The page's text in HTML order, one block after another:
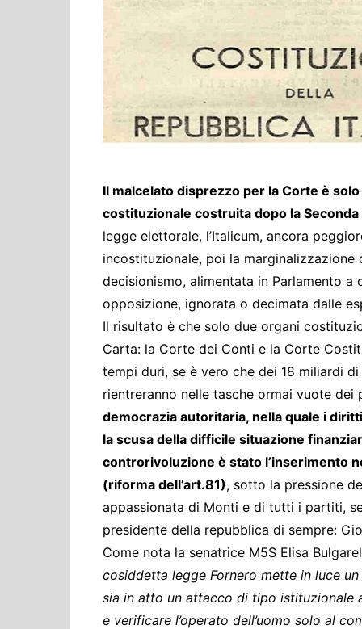
Cultura ed
Difesa
Eventi
Finanze e tesoro
Giustizia
Lavori pubblici e
Politiche europee
Rifiuti
Il malcelato disprezzo per la Corte è
costituzionale costruita dopo la
legge elettorale, l’Italicum, ancora
incostituzionale, poi la
decisionismo, alimentata in Parlamento a
opposizione, ignorata o decimata dalle
Il risultato è che solo due organi
Carta: la Corte dei Conti e la Corte
tempi duri, se è vero che dei 18 miliardi
rientreranno nelle tasche ormai vuote dei
democrazia autoritaria, nella quale i
la scusa della difficile situazione
controrivoluzione è stato l’inserimento
(riforma dell’art.81), sotto la pressione
appassionata di Monti e di tutti i partiti,
presidente della repubblica di sempre:
Come nota la senatrice M5S Elisa
cosiddetta legge Fornero mette in luce
sia in atto un attacco di tipo istituzionale
e verificare l’operato dell’uomo solo al